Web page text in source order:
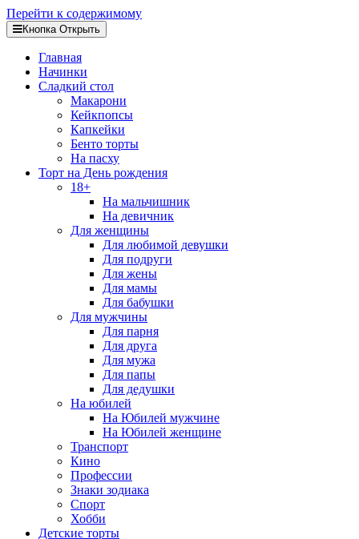
Перейти к содержимому
Кнопка Открыть
Главная
Начинки
Сладкий стол
Макарони
Кейкпопсы
Капкейки
Бенто торты
На пасху
Торт на День рождения
18+
На мальчишник
На девичник
Для женщины
Для любимой девушки
Для подруги
Для жены
Для мамы
Для бабушки
Для мужчины
Для парня
Для друга
Для мужа
Для папы
Для дедушки
На юбилей
На Юбилей мужчине
На Юбилей женщине
Транспорт
Кино
Профессии
Знаки зодиака
Спорт
Хобби
Детские торты